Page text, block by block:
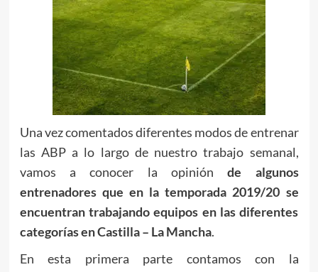
Una vez comentados diferentes modos de entrenar
las ABP a lo largo de nuestro trabajo semanal,
vamos a conocer la opiniónde algunos
entrenadores que en la temporada 2019/20 se
encuentran trabajando equipos en las diferentes
categorías en Castilla – La Mancha.
En esta primera parte contamos con la